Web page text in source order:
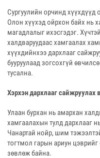
Сургуулийн орчинд хүүхдүүд
Олон хүүхэд ойрхон байх нь
магадлалыг ихэсгэдэг.
халдваруудаас хамгаалах
хүүхдийнхээ дархлааг
бууруулаад зогсохгүй
тусална.
Хэрхэн дархлааг сайжруулах
Улаан бурхан нь амархан
хамгаалахын тулд дархлааг
Чанартай нойр, шим
тогтмол гарын ариун
зөвлөж байна.